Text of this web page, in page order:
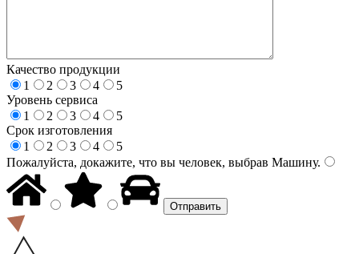
Качество продукции
1
2 3 4
5
Уровень сервиса
1
2 3 4
5
Срок изготовления
1
2 3 4
5
Пожалуйста, докажите, что вы человек, выбрав Машину.